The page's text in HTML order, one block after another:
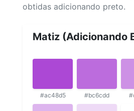
obtidas adicionando preto.
Matiz (Adicionando
#ac48d5 #bc6cdd